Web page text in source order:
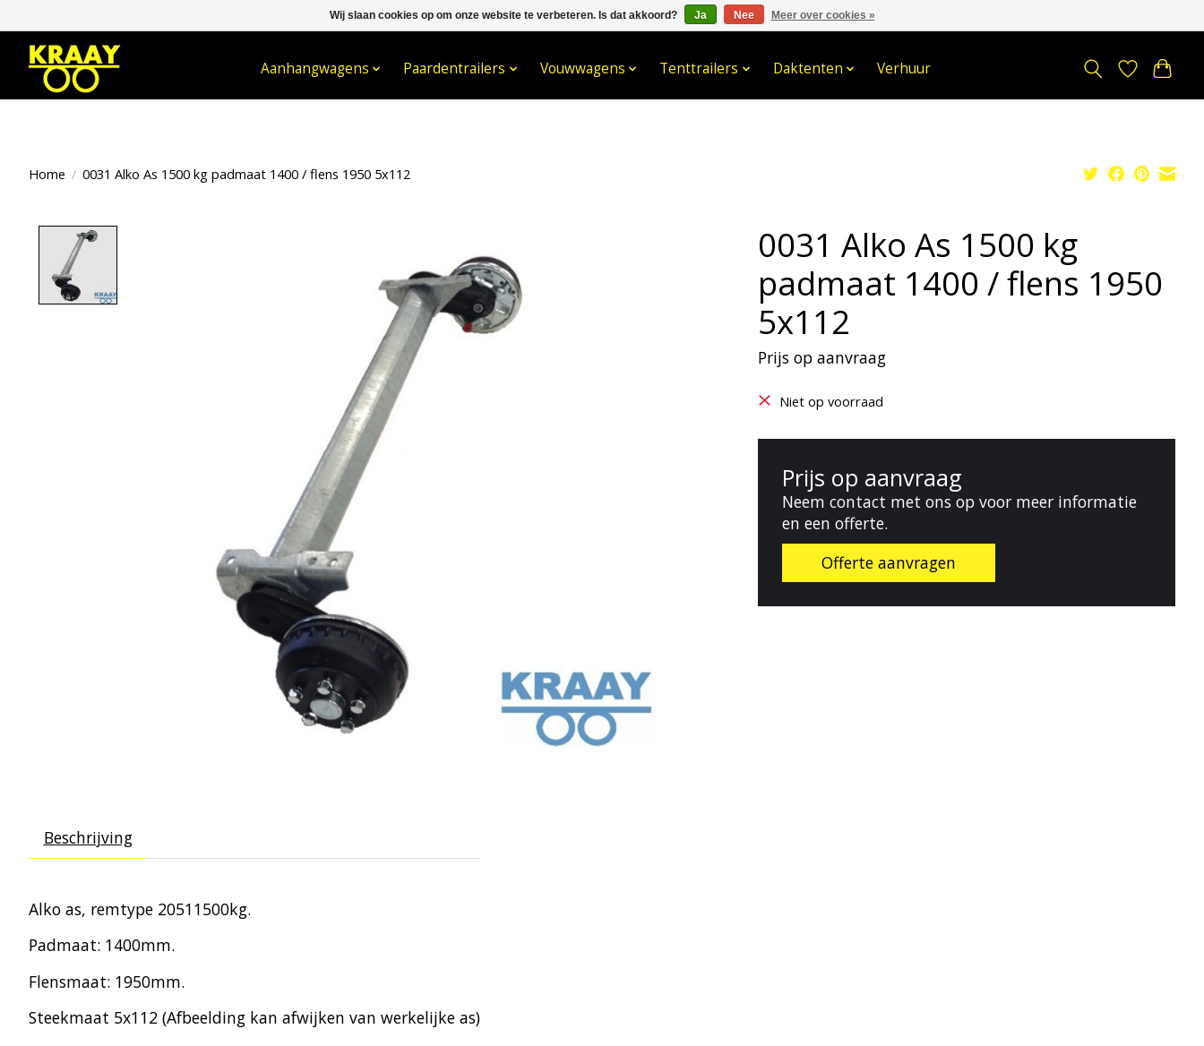
033- 2470 538 info@kraaybv.com Stuur een Whatsapp bericht
Aanhangwagens Paardentrailers Vouwwagens Tenttrailers Daktenten Verhuur
Home / 0031 Alko As 1500 kg padmaat 1400 / flens 1950 5x112
0031 Alko As 1500 kg
padmaat 1400 / flens 1950
5x112
Prijs op aanvraag
Niet op voorraad
Prijs op aanvraag
Neem contact met ons op voor meer informatie
en een offerte.
Offerte aanvragen
Beschrijving
Alko as, remtype 20511500kg.
Padmaat: 1400mm.
Flensmaat: 1950mm.
Steekmaat 5x112 (Afbeelding kan afwijken van werkelijke as)
Wij slaan cookies op om onze website te verbeteren. Is dat akkoord? Ja Nee Meer over cookies »